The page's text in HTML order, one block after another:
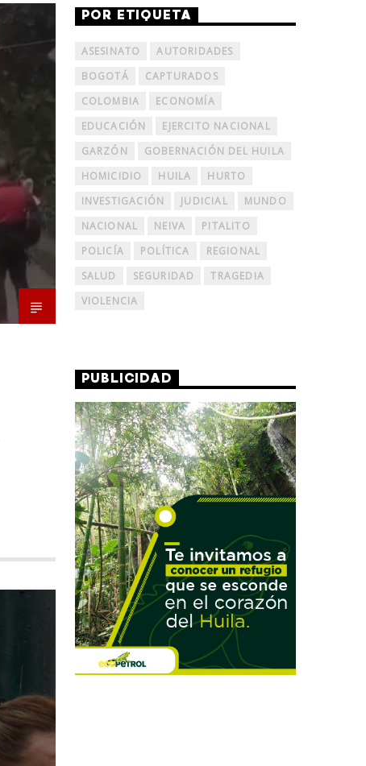
POR ETIQUETA
ASESINATO
AUTORIDADES
BOGOTÁ
CAPTURADOS
COLOMBIA
ECONOMÍA
EDUCACIÓN
EJERCITO NACIONAL
GARZÓN
GOBERNACIÓN DEL HUILA
HOMICIDIO
HUILA
HURTO
INVESTIGACIÓN
JUDICIAL
MUNDO
NACIONAL
NEIVA
PITALITO
POLICÍA
POLÍTICA
REGIONAL
SALUD
SEGURIDAD
TRAGEDIA
VIOLENCIA
PUBLICIDAD